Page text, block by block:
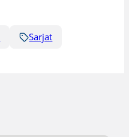
Sarjat